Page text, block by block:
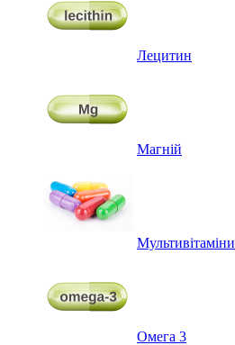
Лецитин
Магній
Мультивітаміни
Омега 3